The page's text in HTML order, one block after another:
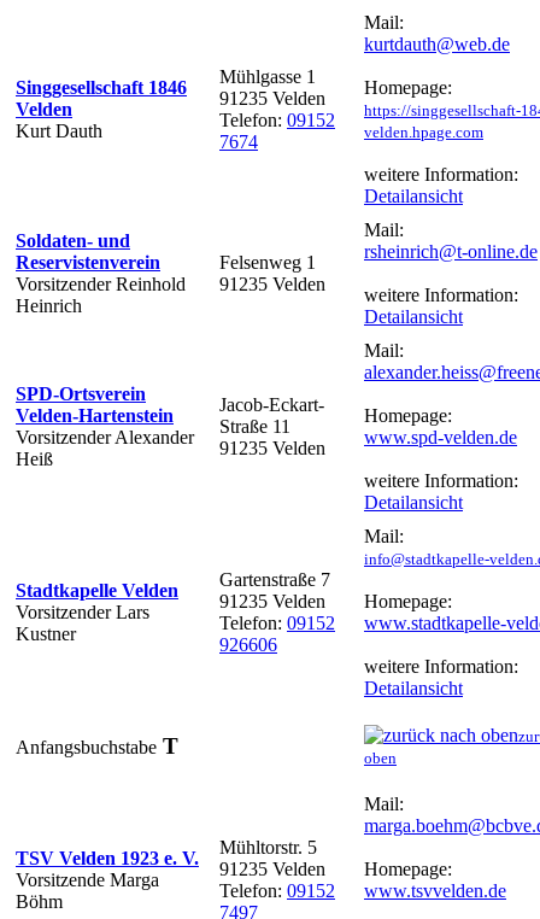
Singgesellschaft 1846
Velden
Kurt Dauth
Mühlgasse 1
91235 Velden
Telefon: 09152
7674
Mail:
kurtdauth@web.de
Homepage:
https://singgesellschaft-
velden.hpage.com
weitere Information:
Detailansicht
Soldaten- und
Reservistenverein
Vorsitzender Reinhold
Heinrich
Felsenweg 1
91235 Velden
Mail:
rsheinrich@t-online.de
weitere Information:
Detailansicht
SPD-Ortsverein
Velden-Hartenstein
Vorsitzender Alexander
Heiß
Jacob-Eckart-
Straße 11
91235 Velden
Mail:
Homepage:
www.spd-velden.de
weitere Information:
Detailansicht
Stadtkapelle Velden
Vorsitzender Lars
Kustner
Gartenstraße 7
91235 Velden
Telefon: 09152
926606
Mail:
info@stadtkapelle-
Homepage:
www.stadtkapelle-
weitere Information:
Detailansicht
Anfangsbuchstabe T
oben
TSV Velden 1923 e. V.
Vorsitzende Marga
Böhm
Mühltorstr. 5
91235 Velden
Telefon: 09152
7497
Mail:
Homepage:
www.tsvvelden.de